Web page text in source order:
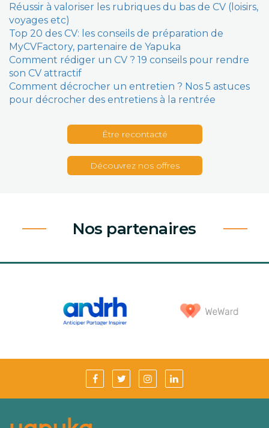
Réussir à valoriser les rubriques du bas de CV (loisirs,
voyages etc)
Top 20 des CV: les conseils de préparation de
MyCVFactory, partenaire de Yapuka
Comment rédiger un CV ? 19 conseils pour rendre
son CV attractif
Comment décrocher un entretien ? Nos 5 astuces
pour décrocher des entretiens à la rentrée
Être recontacté
Découvrez nos offres
Nos partenaires